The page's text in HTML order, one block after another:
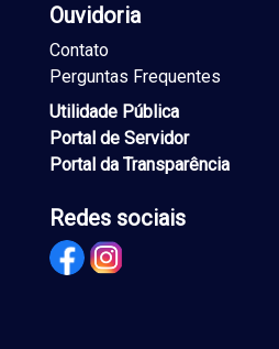
Ouvidoria
Contato
Perguntas Frequentes
Utilidade Pública
Portal de Servidor
Portal da Transparência
Redes sociais